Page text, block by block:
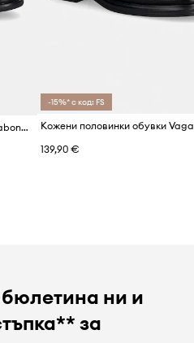
Кожени половинки обувки Vagabond Shoemakers HEIDI
-15%* с код: FS
139,90 €
ни и
за